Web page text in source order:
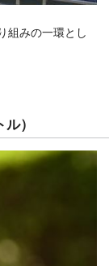
組みの一環とし
）